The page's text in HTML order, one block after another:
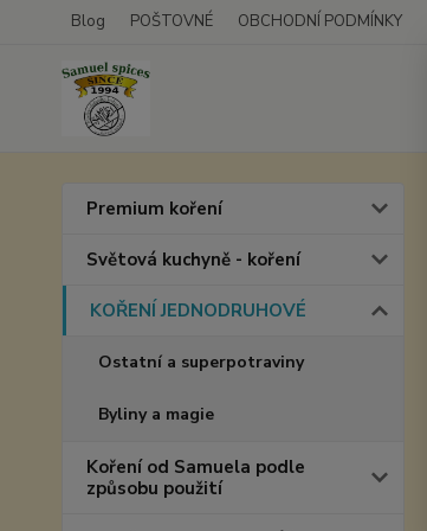
Blog POŠTOVNÉ OBCHODNÍ PODMÍNKY
Premium koření
Světová kuchyně - koření
KOŘENÍ JEDNODRUHOVÉ
Ostatní a superpotraviny
Byliny a magie
Koření od Samuela podle
způsobu použití